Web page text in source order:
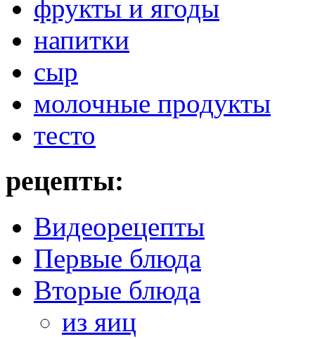
фрукты и ягоды
напитки
сыр
молочные продукты
тесто
рецепты:
Видеорецепты
Первые блюда
Вторые блюда
из яиц